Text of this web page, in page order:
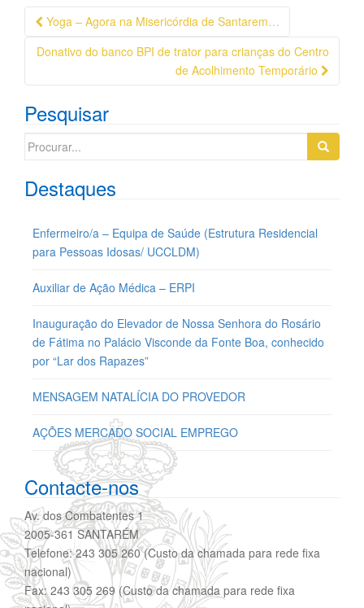
Navegação
da
Postagem
Yoga – Agora na Misericórdia de Santarem…
Donativo do banco BPI de trator para crianças do Centro
de Acolhimento Temporário
Pesquisar
Search
Destaques
Enfermeiro/a – Equipa de Saúde (Estrutura Residencial
para Pessoas Idosas/ UCCLDM)
Auxiliar de Ação Médica – ERPI
Inauguração do Elevador de Nossa Senhora do Rosário
de Fátima no Palácio Visconde da Fonte Boa, conhecido
por “Lar dos Rapazes”
MENSAGEM NATALÍCIA DO PROVEDOR
AÇÕES MERCADO SOCIAL EMPREGO
Contacte-nos
Av. dos Combatentes 1
2005-361 SANTARÉM
Telefone: 243 305 260 (Custo da chamada para rede fixa
nacional)
Fax: 243 305 269 (Custo da chamada para rede fixa